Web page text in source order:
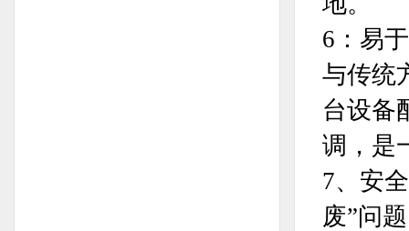
6：易
与传统
台设备
调，是
7、安
废”问